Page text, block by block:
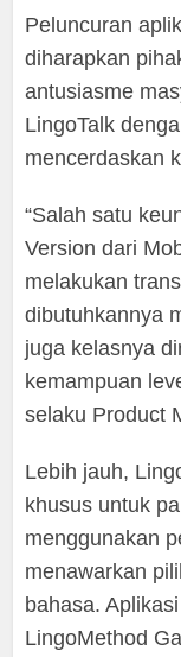
Peluncuran
diharapkan
antusiasme
LingoTalk
mencerdaskan
“Salah satu
Version dari
melakukan
dibutuhkannya
juga kelasnya
kemampuan
selaku Product
Lebih jauh,
khusus untuk
menggunakan
menawarkan
bahasa.
LingoMethod